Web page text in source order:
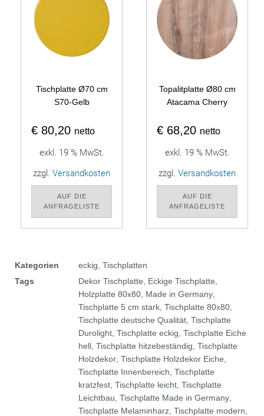
Tischplatte Ø70 cm
S70-Gelb
€ 80,20 netto
exkl. 19 % MwSt.
zzgl. Versandkosten
AUF DIE
ANFRAGELISTE
Topalitplatte Ø80 cm
Atacama Cherry
€ 68,20 netto
exkl. 19 % MwSt.
zzgl. Versandkosten
AUF DIE
ANFRAGELISTE
Kategorien eckig Tischplatten
Tags
Dekor Tischplatte Eckige Tischplatte
Holzplatte 80x80 Made in Germany
Tischplatte 5 cm stark Tischplatte 80x80
Tischplatte deutsche Qualität Tischplatte
Durolight Tischplatte eckig Tischplatte Eiche
hell Tischplatte hitzebeständig Tischplatte
Holzdekor Tischplatte Holzdekor Eiche
Tischplatte Innenbereich Tischplatte
kratzfest Tischplatte leicht Tischplatte
Leichtbau Tischplatte Made in Germany
Tischplatte Melaminharz Tischplatte modern